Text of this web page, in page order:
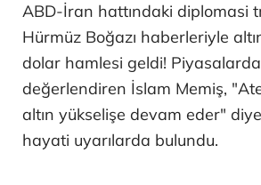
ABD-İran hattındaki diplomasi
Hürmüz Boğazı haberleriyle
dolar hamlesi geldi!
değerlendiren İslam Memiş,
altın yükselişe devam eder"
hayati uyarılarda bulundu.